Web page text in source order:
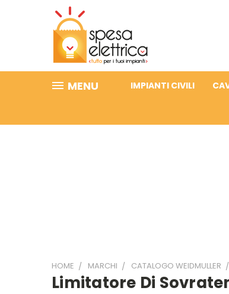
MENU IMPIANTI CIVILI
HOME MARCHI CATALOGO WEIDMULLER
Limitatore Di